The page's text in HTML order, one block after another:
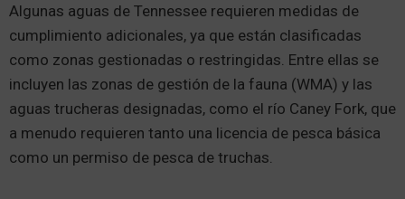
Algunas aguas de Tennessee requieren medidas de
cumplimiento adicionales, ya que están clasificadas
como zonas gestionadas o restringidas. Entre ellas se
incluyen las zonas de gestión de la fauna (WMA) y las
aguas trucheras designadas, como el río Caney Fork, que
a menudo requieren tanto una licencia de pesca básica
como un permiso de pesca de truchas.